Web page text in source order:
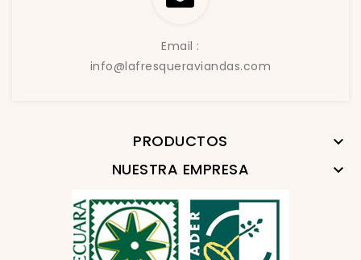
Email :
info@lafresqueraviandas.com
PRODUCTOS 
NUESTRA EMPRESA 